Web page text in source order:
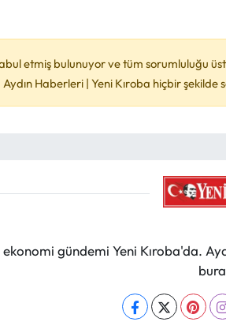
etmiş bulunuyor ve tüm sorumluluğu
Haberleri | Yeni Kıroba hiçbir şekilde
gündemi Yeni Kıroba'da.